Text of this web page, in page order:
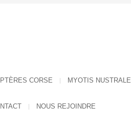
CORSE MYOTIS NUSTRALE
NOUS REJOINDRE